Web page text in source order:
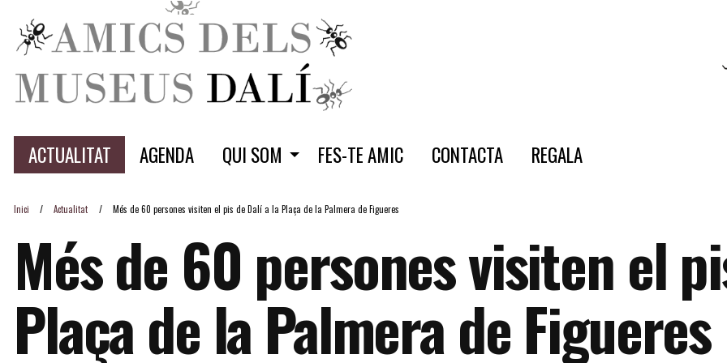
ACTUALITAT AGENDA QUI SOM FES-TE AMIC CONTACTA REGALA
Inici Actualitat Més de 60 persones visiten el pis de Dalí a la Plaça de la Palmera de Figueres
Més de 60 persones visiten el
Plaça de la Palmera de Figueres